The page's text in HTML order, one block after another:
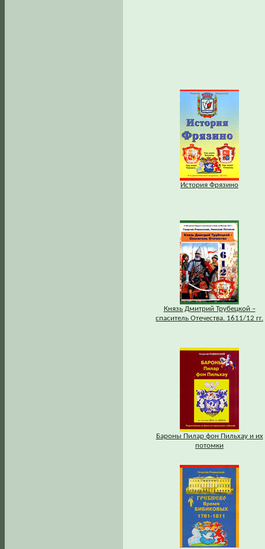
История Фрязино
Князь Дмитрий Трубецкой –
спаситель Отечества. 1611/12 гг.
Бароны Пилар фон Пильхау и их
потомки